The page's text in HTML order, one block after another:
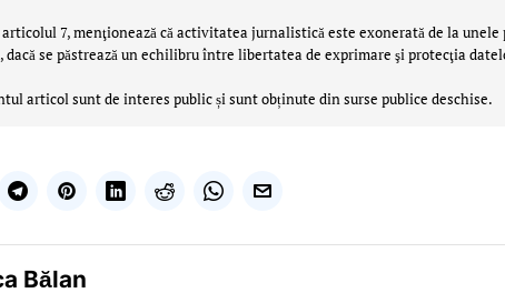
articolul 7, menţionează că activitatea jurnalistică este exonerată de la unele
dacă se păstrează un echilibru între libertatea de exprimare şi protecţia
articol sunt de interes public și sunt obținute din surse publice deschise.
Bălan